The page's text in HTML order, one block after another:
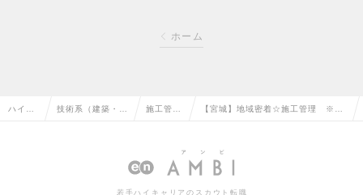
ホーム
ハイク 技術系（建築・設 施工管理
の転職
【宮城】地域密着☆施工管理 ※土
※経験者募集の求人情報
若手ハイキャリアのスカウト転職